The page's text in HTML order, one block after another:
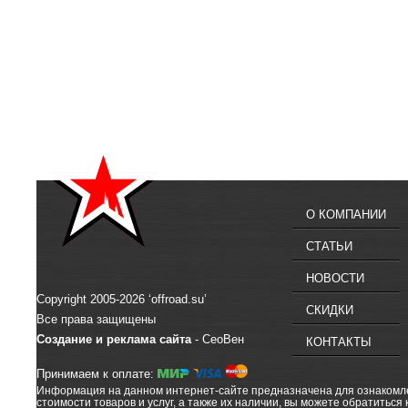
Copyright 2005-2026 ‘offroad.su’
Все права защищены
Создание и реклама сайта- СеоВен
Принимаем к оплате:
О КОМПАНИИ
СТАТЬИ
НОВОСТИ
СКИДКИ
КОНТАКТЫ
Информация на данном интернет-сайте предназначена для
стоимости товаров и услуг, а также их наличии, вы можете